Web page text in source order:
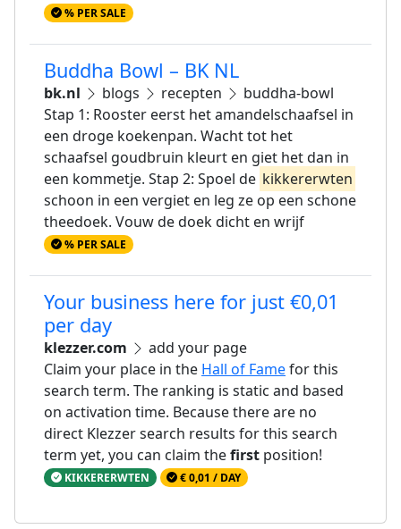
% PER SALE
Buddha Bowl – BK NL
bk.nl blogs recepten
buddha-bowl
Stap 1: Rooster eerst het amandelschaafsel in
een droge koekenpan. Wacht tot het
schaafsel goudbruin kleurt en giet het dan in
een kommetje. Stap 2: Spoel de kikkererwten
schoon in een vergiet en leg ze op een schone
theedoek. Vouw de doek dicht en wrijf
% PER SALE
Your business here for just €0,01
per day
klezzer.com
add your page
Claim your place in the Hall of Famefor this
search term. The ranking is static and based
on activation time. Because there are no
direct Klezzer search results for this search
term yet, you can claim thefirst position!
KIKKERERWTEN € 0,01 / DAY